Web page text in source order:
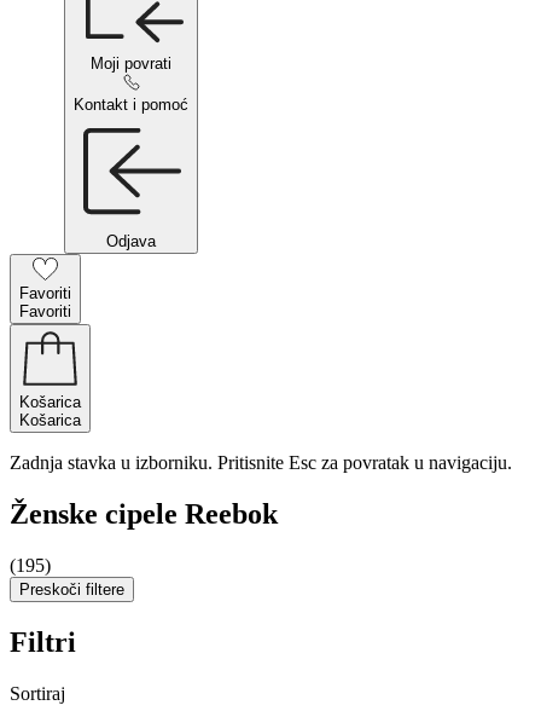
Moji povrati
Kontakt i pomoć
Odjava
Favoriti
Favoriti
Košarica
Košarica
Zadnja stavka u izborniku. Pritisnite Esc za povratak u navigaciju.
Ženske cipele Reebok
(195)
Preskoči filtere
Filtri
Sortiraj